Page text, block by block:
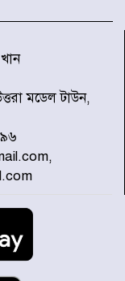
৫ শতাংশ
সরকার মন্ত্রীর
এনসিপি
গিয়ে
নিহত ১
মডেল টাউন,